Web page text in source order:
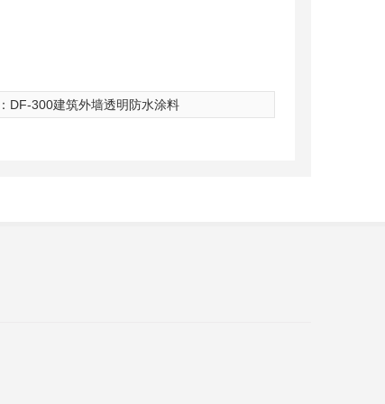
DF-300建筑外墙透明防水涂料